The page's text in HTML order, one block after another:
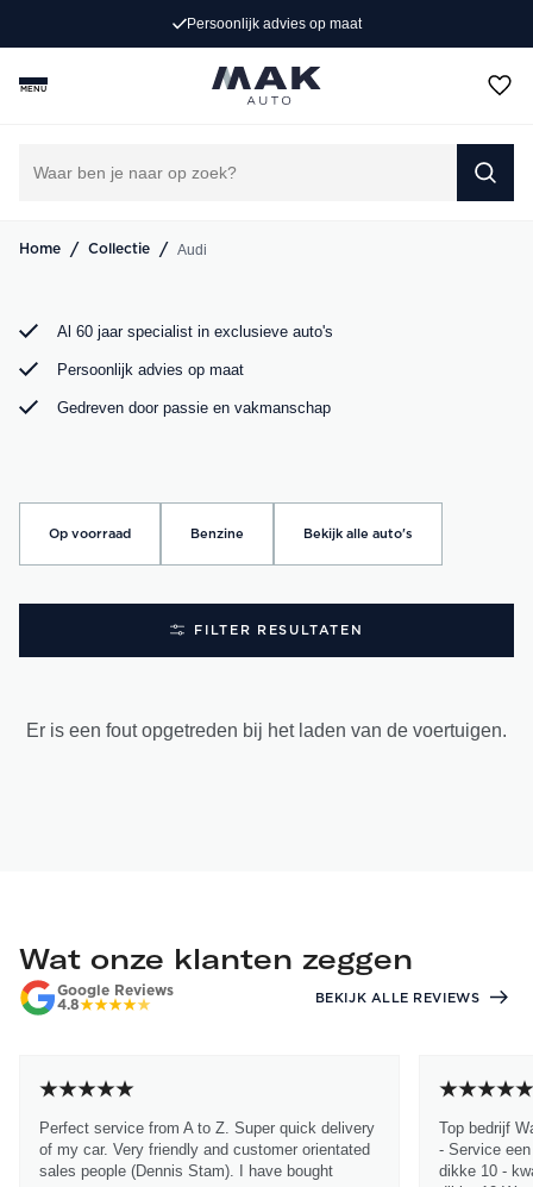
Persoonlijk advies op maat
MENU
Home / Collectie / Audi
Op zoek naar een exclusieve Audi occasion? Bij MAK
Auto vind je een zorgvuldig geselecteerd aanbod, van de
sportieve Audi A3 tot de krachtige Audi RS6. Bekijk ons
Al 60 jaar specialist in exclusieve auto's
Persoonlijk advies op maat
Gedreven door passie en vakmanschap
Op voorraad Benzine Bekijk alle auto's
FILTER RESULTATEN
Er is een fout opgetreden bij het laden van de voertuigen.
Wat onze klanten zeggen
Google Reviews
4.8
BEKIJK ALLE REVIEWS
Perfect service from A to Z. Super quick delivery
of my car. Very friendly and customer orientated
sales people (Dennis Stam). I have bought
Top bedrijf
- Service
dikke 10 -